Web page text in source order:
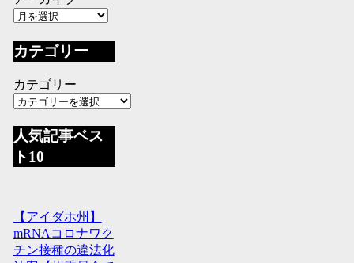
カテゴリー
カテゴリー
人気記事ベス
ト10
【アイダホ州】
mRNAコロナワク
チン接種の違法化